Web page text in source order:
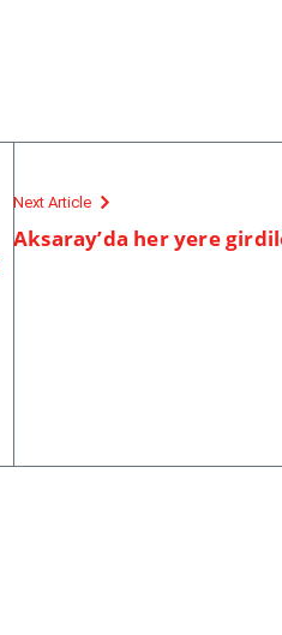
Next Article
Aksaray’da her yere